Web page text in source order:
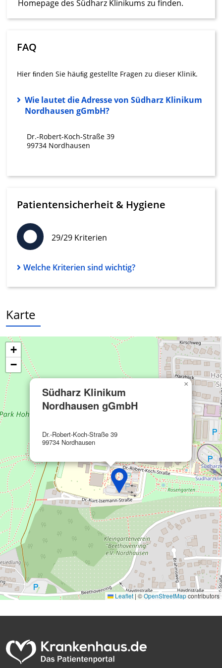
Homepage des Südharz Klinikums zu finden.
FAQ
Hier ﬁnden Sie häuﬁg gestellte Fragen zu dieser Klinik.
Wie lautet die Adresse von Südharz Klinikum
Nordhausen gGmbH?
Dr.-Robert-Koch-Straße 39
99734 Nordhausen
Patientensicherheit & Hygiene
29/29 Kriterien
Welche Kriterien sind wichtig?
Karte
Südharz Klinikum
Nordhausen gGmbH
Dr.-Robert-Koch-Straße 39
99734 Nordhausen
×
+
−
Leaflet | ©OpenStreetMapcontributors
von Inhalten
Verwendung von Profilen zur Auswahl
Messung der Werbeleistung
Messung der Performance von Inhalten
oder Kombinationen von Daten aus
verschiedenen Quellen
Angebote
Verwendung genauer Standortdaten
Informationen identifizieren
Nicht-IAB-Verarbeitungszwecke:
Werbung